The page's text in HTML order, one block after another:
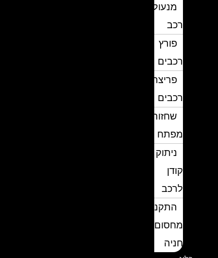
מנעולן
פורץ
רכבים
פריצת
רכבים
שחזור
מפתח
ניתוק
לרכב
התקנת
מחסום
חניה